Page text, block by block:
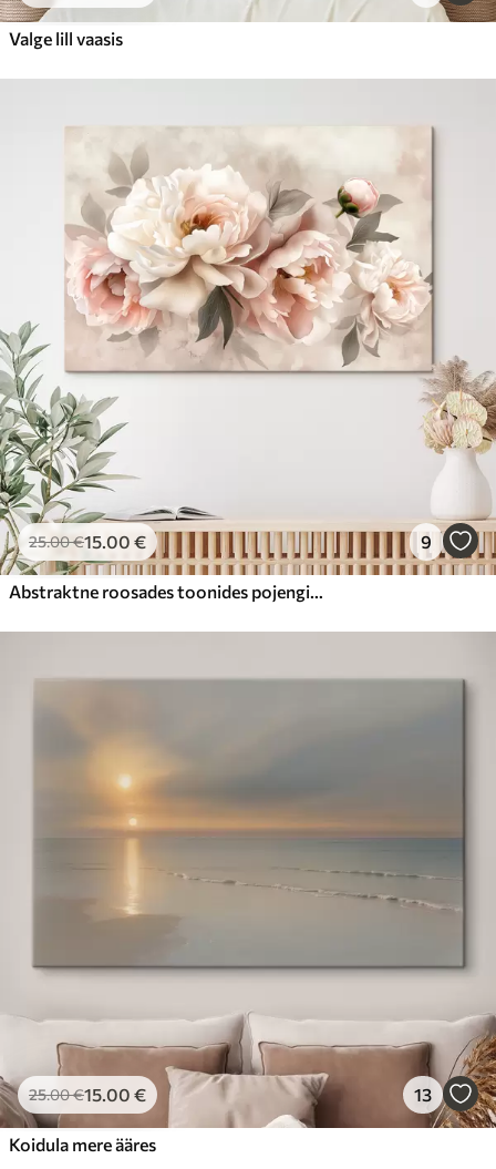
Valge lill vaasis
25.00€15.00 € 9
Abstraktne roosades toonides pojengide kimp
25.00€15.00 € 13
Koidula mere ääres